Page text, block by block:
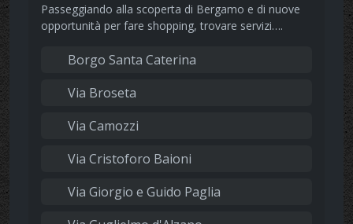
Passeggiando alla scoperta di Bergamo e di nuove
opportunità per fare shopping, trovare servizi….
Borgo Santa Caterina
Via Broseta
Via Camozzi
Via Cristoforo Baioni
Via Giorgio e Guido Paglia